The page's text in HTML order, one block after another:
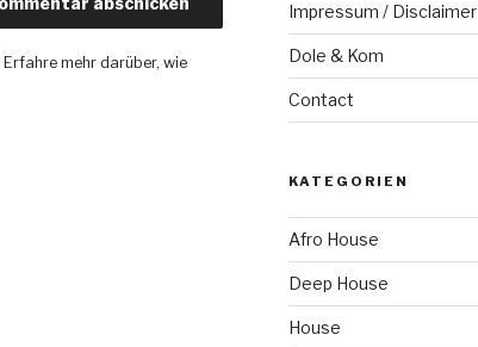
Erfahre mehr darüber, wie
Impressum / Disclaimer
Dole & Kom
Contact
KATEGORIEN
Afro House
Deep House
House